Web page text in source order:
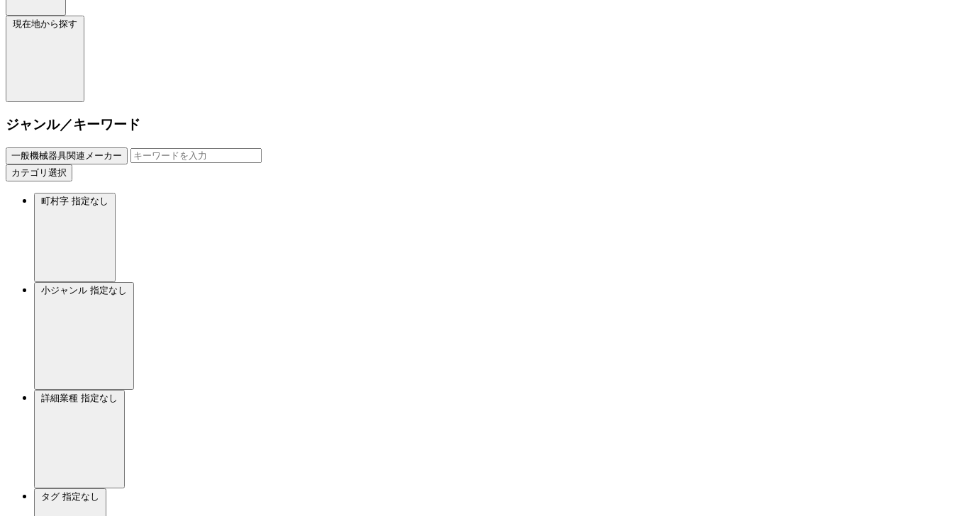
現在地から探す
ジャンル／キーワード
一般機械器具関連メーカー
カテゴリ選択
町村字 指定なし
小ジャンル 指定なし
詳細業種 指定なし
タグ 指定なし